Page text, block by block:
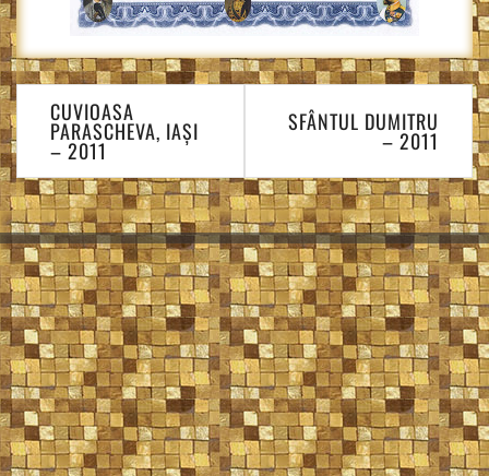
Navigare
în
articole
CUVIOASA
PARASCHEVA, IAŞI
– 2011
SFÂNTUL DUMITRU
– 2011